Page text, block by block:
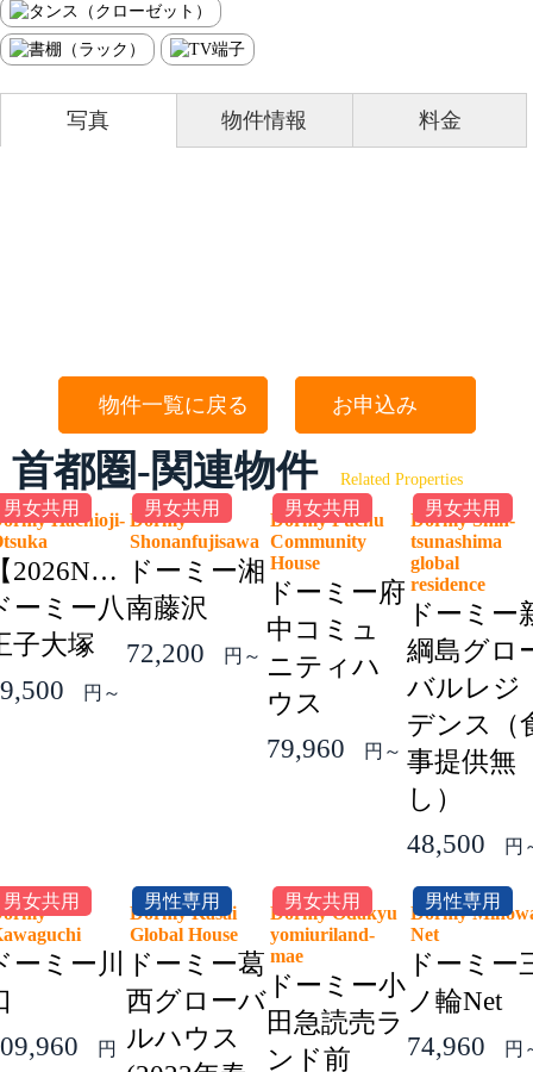
写真 物件情報 料金
物件一覧に戻る お申込み
首都圏-関連物件 Related Properties
男女共用
Hachioji-
2026NEW】
ーミー八
子大塚
円～
男女共用
Dormy
Shonanfujisawa
ドーミー湘
南藤沢
72,200
円～
男女共用
Dormy Fuchu
Community
House
ドーミー府
中コミュ
ニティハ
ウス
79,960
円～
男女共用
Dormy Shin-
tsunashima
global
residence
ドーミー
綱島グロ
バルレジ
デンス（
事提供無
し）
48,500
円
男女共用
ーミー川
円
男性専用
Dormy Kasai
Global House
ドーミー葛
西グローバ
ルハウス
男女共用
Dormy Odakyu
yomiuriland-
mae
ドーミー小
田急読売ラ
ンド前
男性専用
Dormy
Net
ドーミー
ノ輪Net
74,960
円